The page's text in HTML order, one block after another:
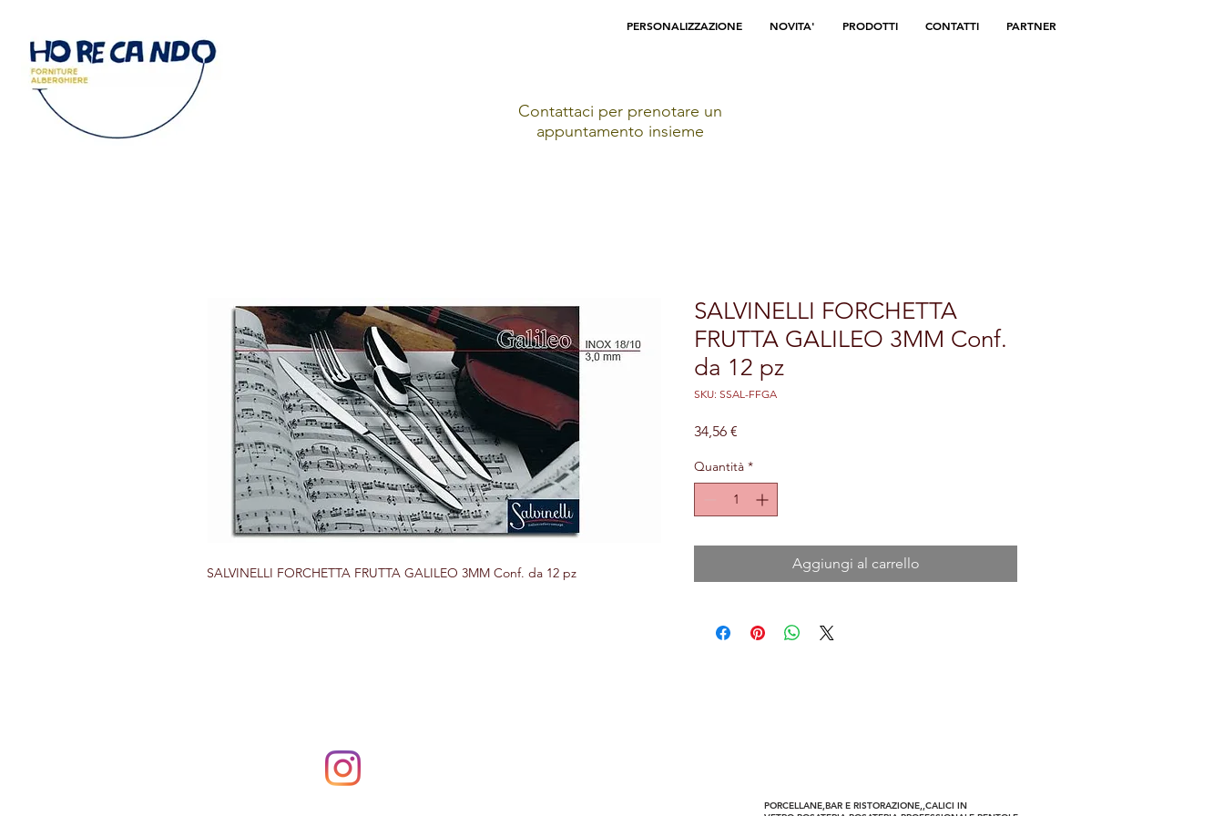
PERSONALIZZAZIONE NOVITA' PRODOTTI CONTATTI PARTNER
Contattaci per prenotare un
appuntamento insieme
SALVINELLI FORCHETTA FRUTTA GALILEO 3MM Conf. da 12 pz
SALVINELLI FORCHETTA
FRUTTA GALILEO 3MM Conf.
da 12 pz
SKU: SSAL-FFGA
34,56 €
Quantità *
Aggiungi al carrello
PORCELLANE,BAR E RISTORAZIONE,,CALICI IN